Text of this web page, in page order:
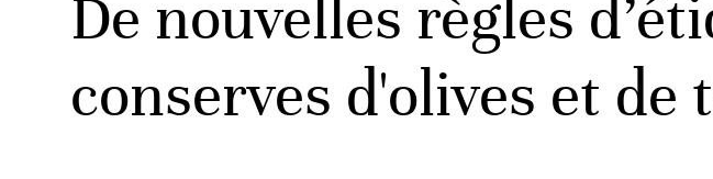
De nouvelles règles
conserves d'olives et de